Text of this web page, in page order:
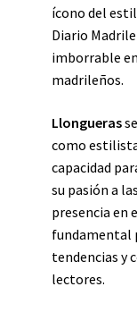
ícono del
Diario
imborrable
madrileños.
Llongueras
como
capacidad
su pasión a
presencia en
fundamental
tendencias y
lectores.